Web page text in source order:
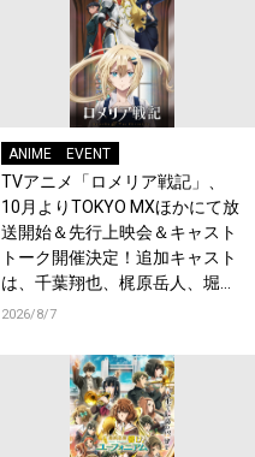
ANIME EVENT
TVアニメ「ロメリア戦記」、
10月よりTOKYO MXほかにて放
送開始＆先行上映会＆キャスト
トーク開催決定！追加キャスト
は、千葉翔也、梶原岳人、堀江
瞬、綿貫竜之介！PV第1弾公
2026/8/7